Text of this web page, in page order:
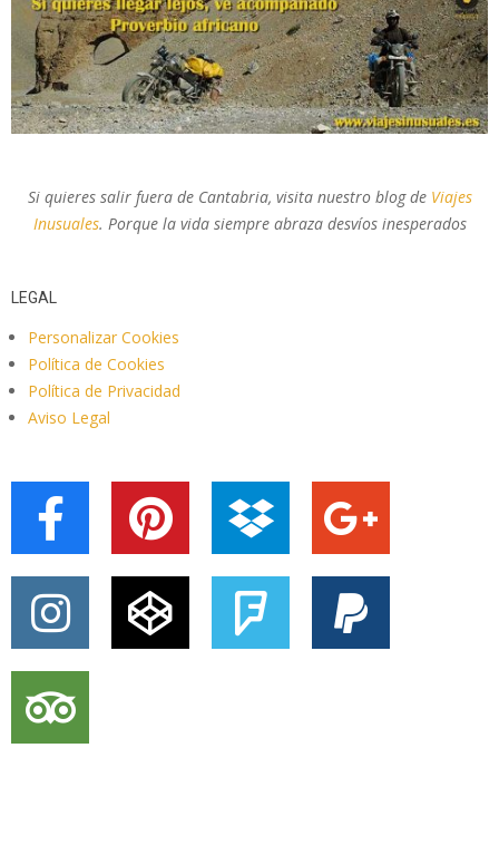
Si quieres salir fuera de Cantabria, visita nuestro blog de Viajes
Inusuales. Porque la vida siempre abraza desvíos inesperados
LEGAL
Personalizar Cookies
Política de Cookies
Política de Privacidad
Aviso Legal